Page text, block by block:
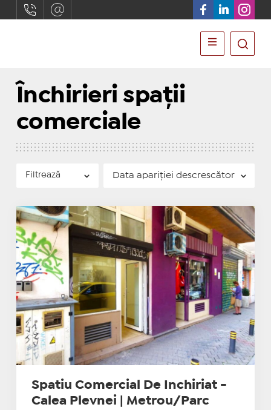
Închirieri spații
comerciale
Filtrează
Spatiu Comercial De Inchiriat -
Calea Plevnei | Metrou/Parc